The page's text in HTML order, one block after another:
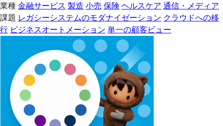
業種金融サービス 製造 小売 保険 ヘルスケア 通信・メディア
課題 レガシーシステムのモダナイゼーション クラウドへの移
行 ビジネスオートメーション 単一の顧客ビュー